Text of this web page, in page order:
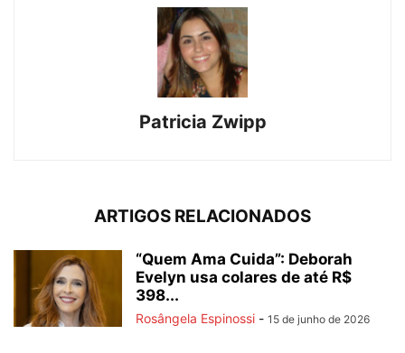
Patricia Zwipp
ARTIGOS RELACIONADOS
“Quem Ama Cuida”: Deborah
Evelyn usa colares de até R$
398...
Rosângela Espinossi - 15 de junho de 2026